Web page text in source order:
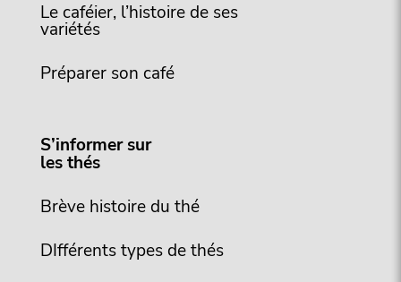
Le caféier, l’histoire de ses
variétés
Préparer son café
S’informer sur
les thés
Brève histoire du thé
DIfférents types de thés